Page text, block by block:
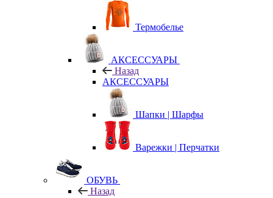
Термобелье
АКСЕССУАРЫ
Назад
АКСЕССУАРЫ
Шапки | Шарфы
Варежки | Перчатки
ОБУВЬ
Назад